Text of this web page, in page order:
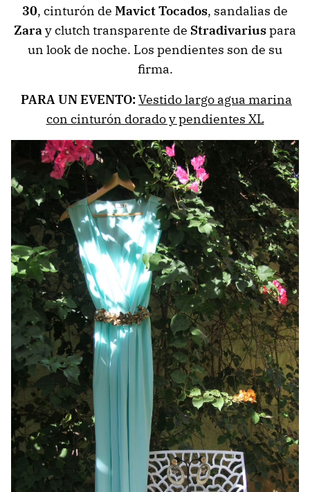
30, cinturón de Mavict Tocados, sandalias de
Zaray clutch transparente de Stradivariuspara
un look de noche. Los pendientes son de su
firma.
PARA UN EVENTO:Vestido largo agua marina
con cinturón dorado y pendientes XL